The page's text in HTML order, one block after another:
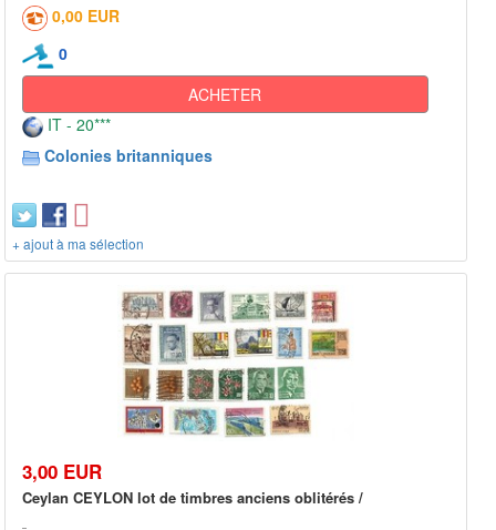
0,00 EUR
0
ACHETER
IT - 20***
Colonies britanniques
+ ajout à ma sélection
3,00 EUR
Ceylan CEYLON lot de timbres anciens oblitérés /